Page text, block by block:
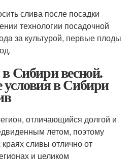
слива после посадки
технологии посадочной
за культурой, первые плоды
Сибири весной.
в Сибири
отличающийся долгой и
летом, поэтому
сливы отлично от
и целиком